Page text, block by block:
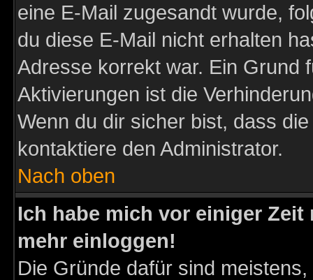
eine E-Mail zugesandt wurde,
du diese E-Mail nicht erhalten
Adresse korrekt war. Ein Grund
Aktivierungen ist die
Wenn du dir sicher bist, dass
kontaktiere den Administrator.
Nach oben
Ich habe mich vor einiger
mehr einloggen!
Die Gründe dafür sind